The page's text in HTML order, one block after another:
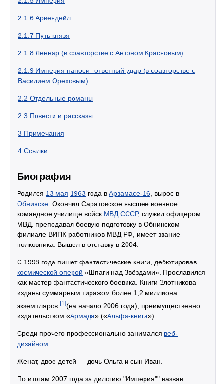
2.1.6 Арвендейл
2.1.7 Путь князя
2.1.8 Леннар (в соавторстве с Антоном Красновым)
2.1.9 Империя наносит ответный удар (в соавторстве с
Василием Ореховым)
2.2 Отдельные романы
2.3 Повести и рассказы
3 Примечания
4 Ссылки
Биография
Родился 13 мая 1963 года в Арзамасе-16 , вырос в
Обнинске . Окончил Саратовское высшее военное
командное училище войск МВД СССР, служил офицером
МВД, преподавал боевую подготовку в Обнинском
филиале ВИПК работников МВД РФ, имеет звание
полковника. Вышел в отставку в 2004.
С 1998 года пишет фантастические книги, дебютировав
космической оперой «Шпаги над Звёздами». Прославился
как мастер фантастического боевика. Книги Злотникова
изданы суммарным тиражом более 1,2 миллиона
экземпляров [1](на начало 2006 года), преимущественно
издательством «Армада» («Альфа-книга»).
Среди прочего профессионально занимался веб-
дизайном
Женат, двое детей — дочь Ольга и сын Иван.
По итогам 2007 года за дилогию "Империя"" назван